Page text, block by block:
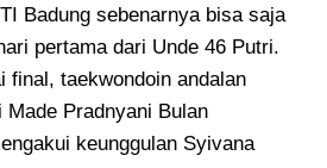
Badung sebenarnya bisa saja
pertama dari Unde 46 Putri.
final, taekwondoin andalan
Pradnyani Bulan
keunggulan Syivana